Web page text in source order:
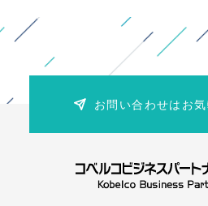
ク
に
造
お問い合わせはお